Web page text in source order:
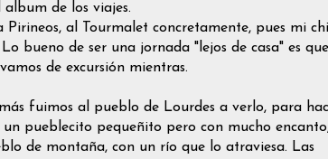
de los viajes.
al Tourmalet concretamente, pues mi
bueno de ser una jornada "lejos de casa" es que
de excursión mientras.
fuimos al pueblo de Lourdes a verlo, para
pueblecito pequeñito pero con mucho
de montaña, con un río que lo atraviesa. Las